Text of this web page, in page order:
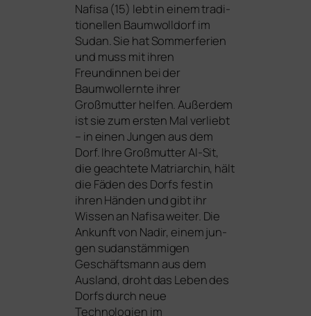
Nafisa (15) lebt in einem tra­di­
tio­nel­len Baumwolldorf im
Sudan. Sie hat Sommerferien
und muss mit ihren
Freundinnen bei der
Baumwollernte ihrer
Großmutter hel­fen. Außerdem
ist sie zum ers­ten Mal ver­liebt
– in einen Jungen aus dem
Dorf. Ihre Großmutter Al-Sit,
die geach­te­te Matriarchin, hält
die Fäden des Dorfs fest in
ihren Händen und gibt ihr
Wissen an Nafisa wei­ter. Die
Ankunft von Nadir, einem jun­
gen sudan­stäm­mi­gen
Geschäftsmann aus dem
Ausland, droht das Leben des
Dorfs durch neue
Technologien im